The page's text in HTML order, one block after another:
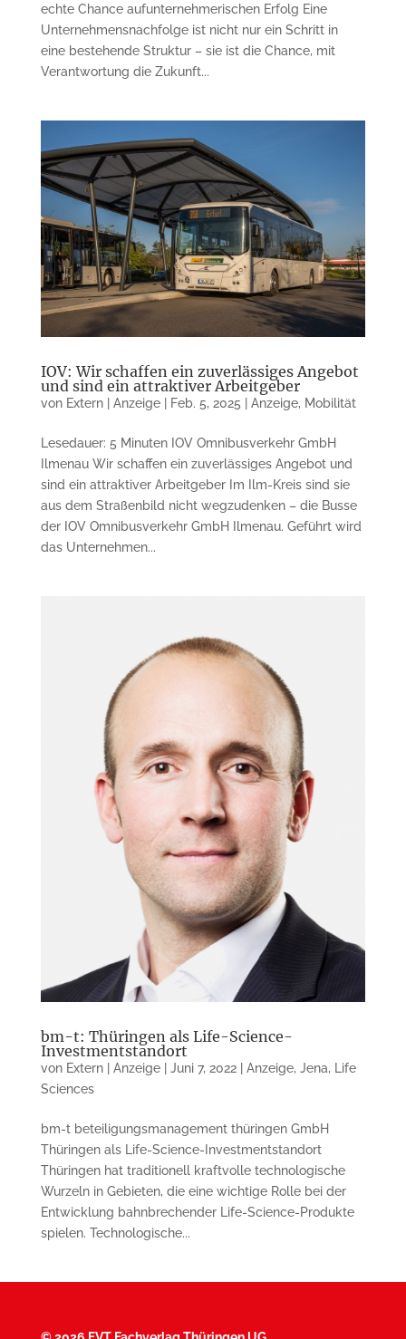
echte Chance aufunternehmerischen Erfolg Eine
Unternehmensnachfolge ist nicht nur ein Schritt in
eine bestehende Struktur – sie ist die Chance, mit
Verantwortung die Zukunft...
IOV: Wir schaffen ein zuverlässiges Angebot
und sind ein attraktiver Arbeitgeber
von Extern | Anzeige| Feb. 5, 2025 Anzeige, Mobilität
Lesedauer: 5 Minuten IOV Omnibusverkehr GmbH
Ilmenau Wir schaffen ein zuverlässiges Angebot und
sind ein attraktiver Arbeitgeber Im Ilm-Kreis sind sie
aus dem Straßenbild nicht wegzudenken – die Busse
der IOV Omnibusverkehr GmbH Ilmenau. Geführt wird
das Unternehmen...
bm-t: Thüringen als Life-Science-
Investmentstandort
von Extern | Anzeige| Juni 7, 2022| Anzeige, Jena, Life
Sciences
bm-t beteiligungsmanagement thüringen GmbH
Thüringen als Life-Science-Investmentstandort
Thüringen hat traditionell kraftvolle technologische
Wurzeln in Gebieten, die eine wichtige Rolle bei der
Entwicklung bahnbrechender Life-Science-Produkte
spielen. Technologische...